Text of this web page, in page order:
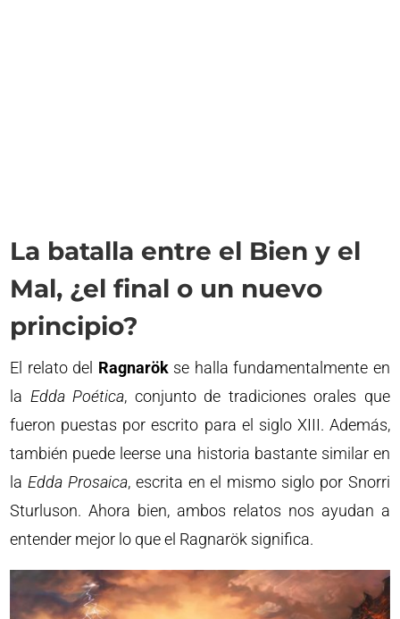
La batalla entre el Bien y el
Mal, ¿el final o un nuevo
principio?
El relato del Ragnarökse halla fundamentalmente en
la Edda Poética, conjunto de tradiciones orales que
fueron puestas por escrito para el siglo XIII. Además,
también puede leerse una historia bastante similar en
la Edda Prosaica, escrita en el mismo siglo por Snorri
Sturluson. Ahora bien, ambos relatos nos ayudan a
entender mejor lo que el Ragnarök significa.